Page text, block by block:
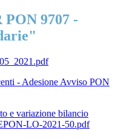
9707 -
- Adesione Avviso PON
e variazione bilancio
LO-2021-50.pdf